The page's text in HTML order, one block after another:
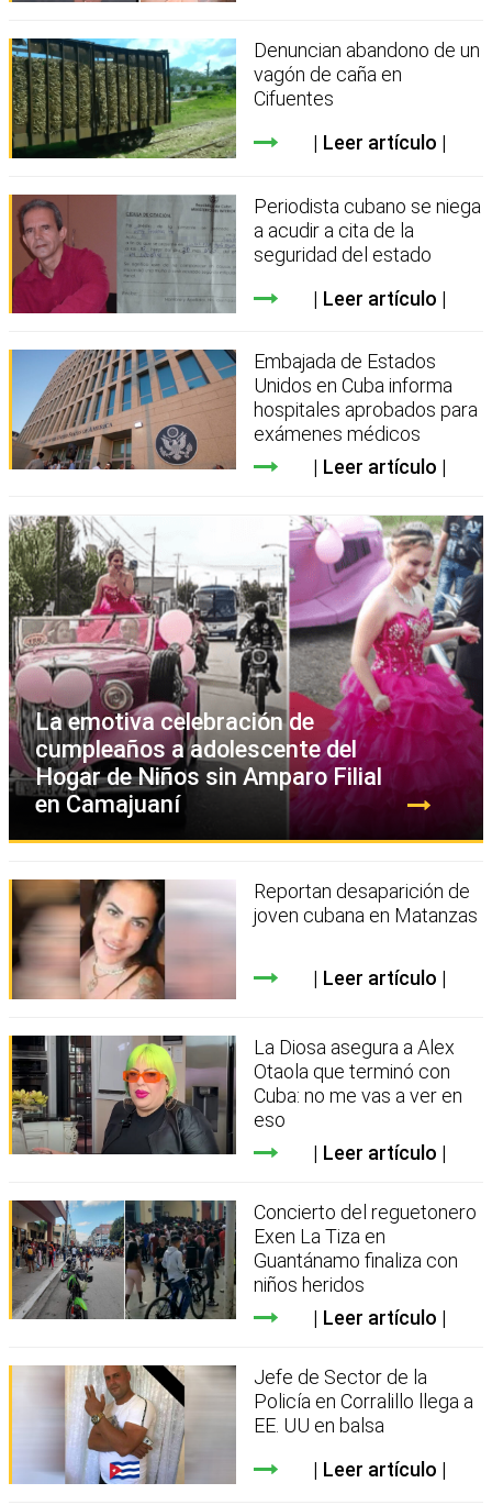
Denuncian abandono de un
vagón de caña en
Cifuentes
Leer artículo
Periodista cubano se niega
a acudir a cita de la
seguridad del estado
Leer artículo
Embajada de Estados
Unidos en Cuba informa
hospitales aprobados para
exámenes médicos
Leer artículo
La emotiva celebración de
cumpleaños a adolescente del
Hogar de Niños sin Amparo Filial
en Camajuaní
Reportan desaparición de
joven cubana en Matanzas
Leer artículo
La Diosa asegura a Alex
Otaola que terminó con
Cuba: no me vas a ver en
eso
Leer artículo
Concierto del reguetonero
Exen La Tiza en
Guantánamo finaliza con
niños heridos
Leer artículo
Jefe de Sector de la
Policía en Corralillo llega a
EE. UU en balsa
Leer artículo